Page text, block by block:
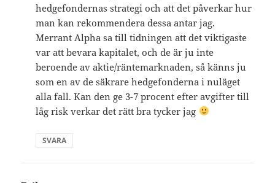
hedgefondernas strategi och att det påverkar hur
man kan rekommendera dessa antar jag.
Merrant Alpha sa till tidningen att det viktigaste
var att bevara kapitalet, och de är ju inte
beroende av aktie/räntemarknaden, så känns ju
som en av de säkrare hedgefonderna i nuläget
alla fall. Kan den ge 3-7 procent efter avgifter till
låg risk verkar det rätt bra tycker jag
SVARA